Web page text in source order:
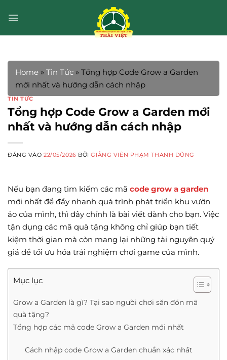
qua
Home » Tin Tức » Tổng hợp Code Grow a Garden
mới nhất và hướng dẫn cách nhập
TIN TỨC
Tổng hợp Code Grow a Garden mới
nhất và hướng dẫn cách nhập
ĐĂNG VÀO22/05/2026 BỞIGIẢNG VIÊN PHẠM THANH DŨNG
Nếu bạn đang tìm kiếm các mã code grow a garden
mới nhất để đẩy nhanh quá trình phát triển khu vườn
ảo của mình, thì đây chính là bài viết dành cho bạn. Việc
tận dụng các mã quà tặng không chỉ giúp bạn tiết
kiệm thời gian mà còn mang lại những tài nguyên quý
giá để tối ưu hóa trải nghiệm chơi game của mình.
Mục lục
Grow a Garden là gì? Tại sao người chơi săn đón mã
quà tặng?
Tổng hợp các mã code Grow a Garden mới nhất
Cách nhập code Grow a Garden chuẩn xác nhất